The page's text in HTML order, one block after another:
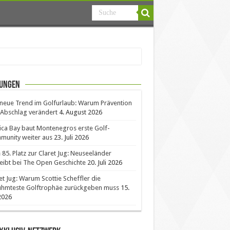
Trend im Golfurlaub: Warum Prävention
verändert 4. August 2026
Bay baut Montenegros erste Golf-
weiter aus 23. Juli 2026
85. Platz zur Claret Jug: Neuseeländer
bei The Open Geschichte 20. Juli 2026
Jug: Warum Scottie Scheffler die
Golftrophäe zurückgeben muss 15.